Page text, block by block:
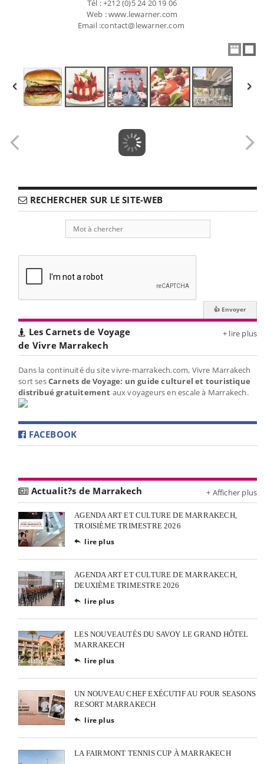
Tél : +212 (0)5 24 20 19 06
Web : www.lewarner.com
Email :contact@lewarner.com
RECHERCHER SUR LE SITE-WEB
Les Carnets de Voyage
de Vivre Marrakech
+ lire plus
Dans la continuité du site vivre-marrakech.com, Vivre Marrakech
sort sesCarnets de Voyage: un guide culturel et touristique
distribué gratuitement aux voyageurs en escale à Marrakech.
FACEBOOK
Actualit?s de Marrakech + Afficher plus
AGENDA ART ET CULTURE DE MARRAKECH,
TROISIÈME TRIMESTRE 2026
 lire plus
AGENDA ART ET CULTURE DE MARRAKECH,
DEUXIÈME TRIMESTRE 2026
 lire plus
LES NOUVEAUTÉS DU SAVOY LE GRAND HÔTEL
MARRAKECH
 lire plus
UN NOUVEAU CHEF EXÉCUTIF AU FOUR SEASONS
RESORT MARRAKECH
 lire plus
LA FAIRMONT TENNIS CUP À MARRAKECH